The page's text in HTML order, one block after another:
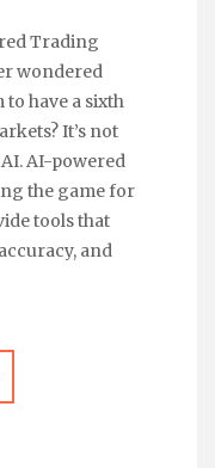
Trading
wondered
to have a sixth
It’s not
AI-powered
the game for
tools that
and